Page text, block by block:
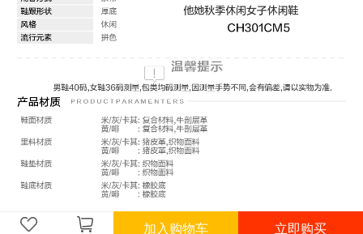
加入购物车 立即购买